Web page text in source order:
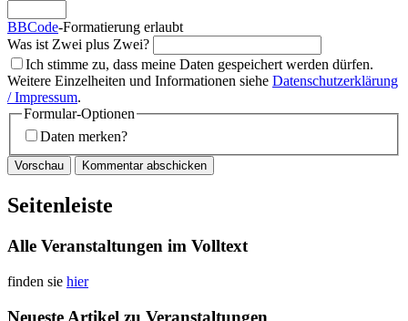
BBCode-Formatierung erlaubt
Was ist Zwei plus Zwei?
Ich stimme zu, dass meine Daten gespeichert werden dürfen.
Weitere Einzelheiten und Informationen siehe Datenschutzerklärung
/ Impressum.
Formular-Optionen
Daten merken?
Seitenleiste
Alle Veranstaltungen im Volltext
finden sie hier
Neueste Artikel zu Veranstaltungen